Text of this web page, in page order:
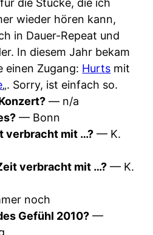
wieder hören kann,
in Dauer-Repeat und
In diesem Jahr bekam
einen Zugang: Hurts mit
„. Sorry, ist einfach so.
— n/a
— Bonn
verbracht mit …? — K.
verbracht mit …? — K.
noch
Gefühl 2010? —